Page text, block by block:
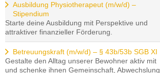
Ausbildung Physiotherapeut (m/w/d) –
Stipendium
Starte deine Ausbildung mit Perspektive und
attraktiver finanzieller Förderung.
Betreuungskraft (m/w/d) – § 43b/53b SGB XI
Gestalte den Alltag unserer Bewohner aktiv mit
und schenke ihnen Gemeinschaft, Abwechslung